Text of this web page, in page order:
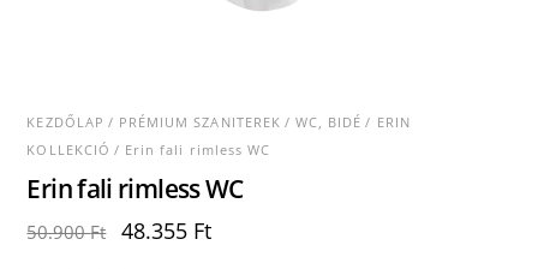
KEZDŐLAP / PRÉMIUM SZANITEREK /WC, BIDÉ / ERIN
KOLLEKCIÓ / Erin fali rimless WC
Erin fali rimless WC
50.900Ft
Original
48.355 FtCurrent